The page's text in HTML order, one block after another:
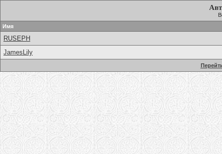
Имя
RUSEPH
JamesLily